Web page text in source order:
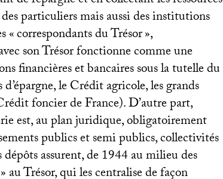
particuliers mais aussi des institutions
«correspondants du Trésor»,
son Trésor fonctionne comme une
financières et bancaires sous la tutelle du
le Crédit agricole, les grands
foncier de France). D’autre part,
est, au plan juridique, obligatoirement
publics et semi publics, collectivités
dépôts assurent, de 1944 au milieu des
» au Trésor, qui les centralise de façon